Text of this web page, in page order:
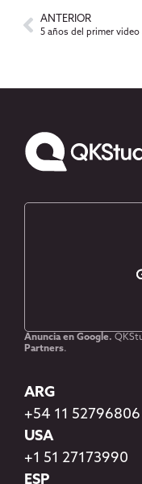
ANTERIOR
Anuncia en Google.
Partners.
ARG
+54 11 52796806
USA
+1 51 27173990
ESP